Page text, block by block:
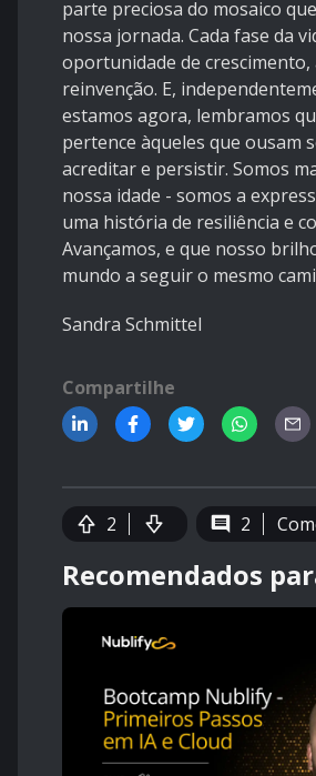
parte preciosa do mosaico
nossa jornada. Cada fase da
oportunidade de crescimento,
reinvenção. E,
estamos agora, lembramos
pertence àqueles que ousam
acreditar e persistir. Somos
nossa idade - somos a
uma história de resiliência e
Avançamos, e que nosso
mundo a seguir o mesmo
Sandra Schmittel
Compartilhe
2 2
Recomendados